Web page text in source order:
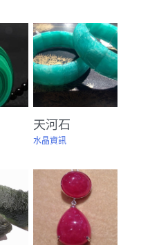
天河石
水晶資訊